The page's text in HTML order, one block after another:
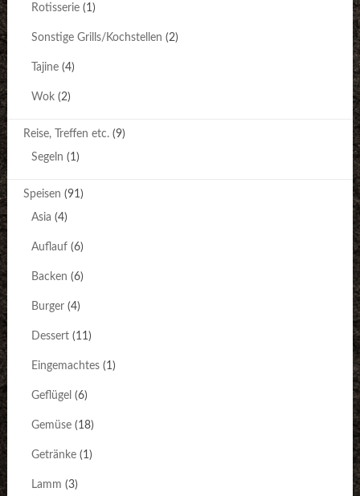
Rotisserie(1)
Sonstige Grills/Kochstellen (2)
Tajine(4)
Wok(2)
Reise, Treffen etc.(9)
Segeln (1)
Speisen (91)
Asia (4)
Auflauf(6)
Backen (6)
Burger(4)
Dessert(11)
Eingemachtes(1)
Geflügel (6)
Gemüse(18)
Getränke(1)
Lamm (3)